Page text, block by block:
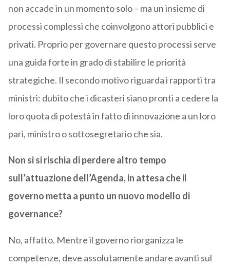
non accade in un momento solo – ma un insieme di
processi complessi che coinvolgono attori pubblici e
privati. Proprio per governare questo processi serve
una guida forte in grado di stabilire le priorità
strategiche. Il secondo motivo riguarda i rapporti tra
ministri: dubito che i dicasteri siano pronti a cedere la
loro quota di potestà in fatto di innovazione a un loro
pari, ministro o sottosegretario che sia.
Non si si rischia di perdere altro tempo
sull’attuazione dell’Agenda, in attesa che il
governo metta a punto un nuovo modello di
governance?
No, affatto. Mentre il governo riorganizza le
competenze, deve assolutamente andare avanti sul